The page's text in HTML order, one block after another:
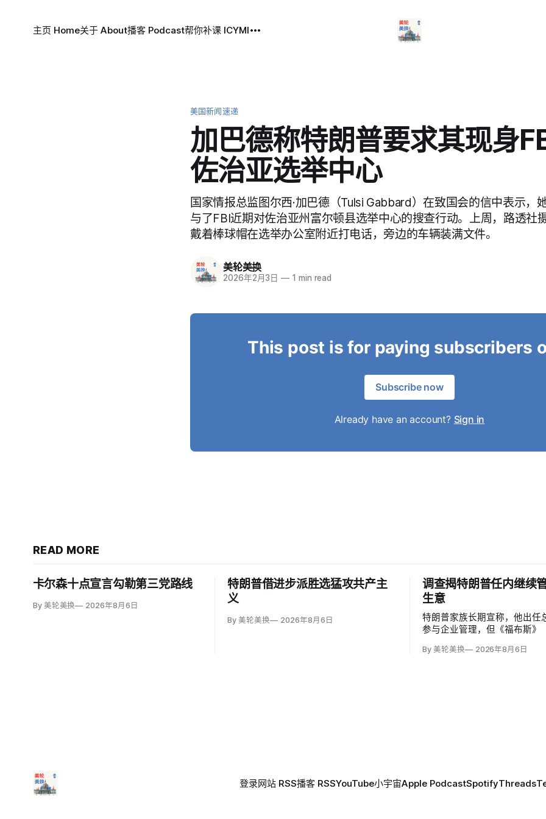
主页 Home关于 About播客 Podcast帮你补课 ICYMI
美国新闻速递
加巴德称特朗普要求其现身
佐治亚选举中心
国家情报总监图尔西·加巴德（Tulsi Gabbard）在致国会的信中表示，
与了FBI近期对佐治亚州富尔顿县选举中心的搜查行动。上周，路透社
戴着棒球帽在选举办公室附近打电话，旁边的车辆装满文件。
美轮美换
2026年2月3日 — 1 min read
This post is for paying subscribers
Subscribe now
Already have an account? Sign in
READ MORE
卡尔森十点宣言勾勒第三党路线
By 美轮美换 2026年8月6日
特朗普借进步派胜选猛攻共产主
义
By 美轮美换 2026年8月6日
调查揭特朗普任内继续
生意
特朗普家族长期宣称，他出任
参与企业管理，但《福布斯》
识、球场景观、资本开支与资
By 美轮美换 2026年8月6日
登录网站 RSS播客 RSSYouTube小宇宙Apple PodcastSpotifyThreads